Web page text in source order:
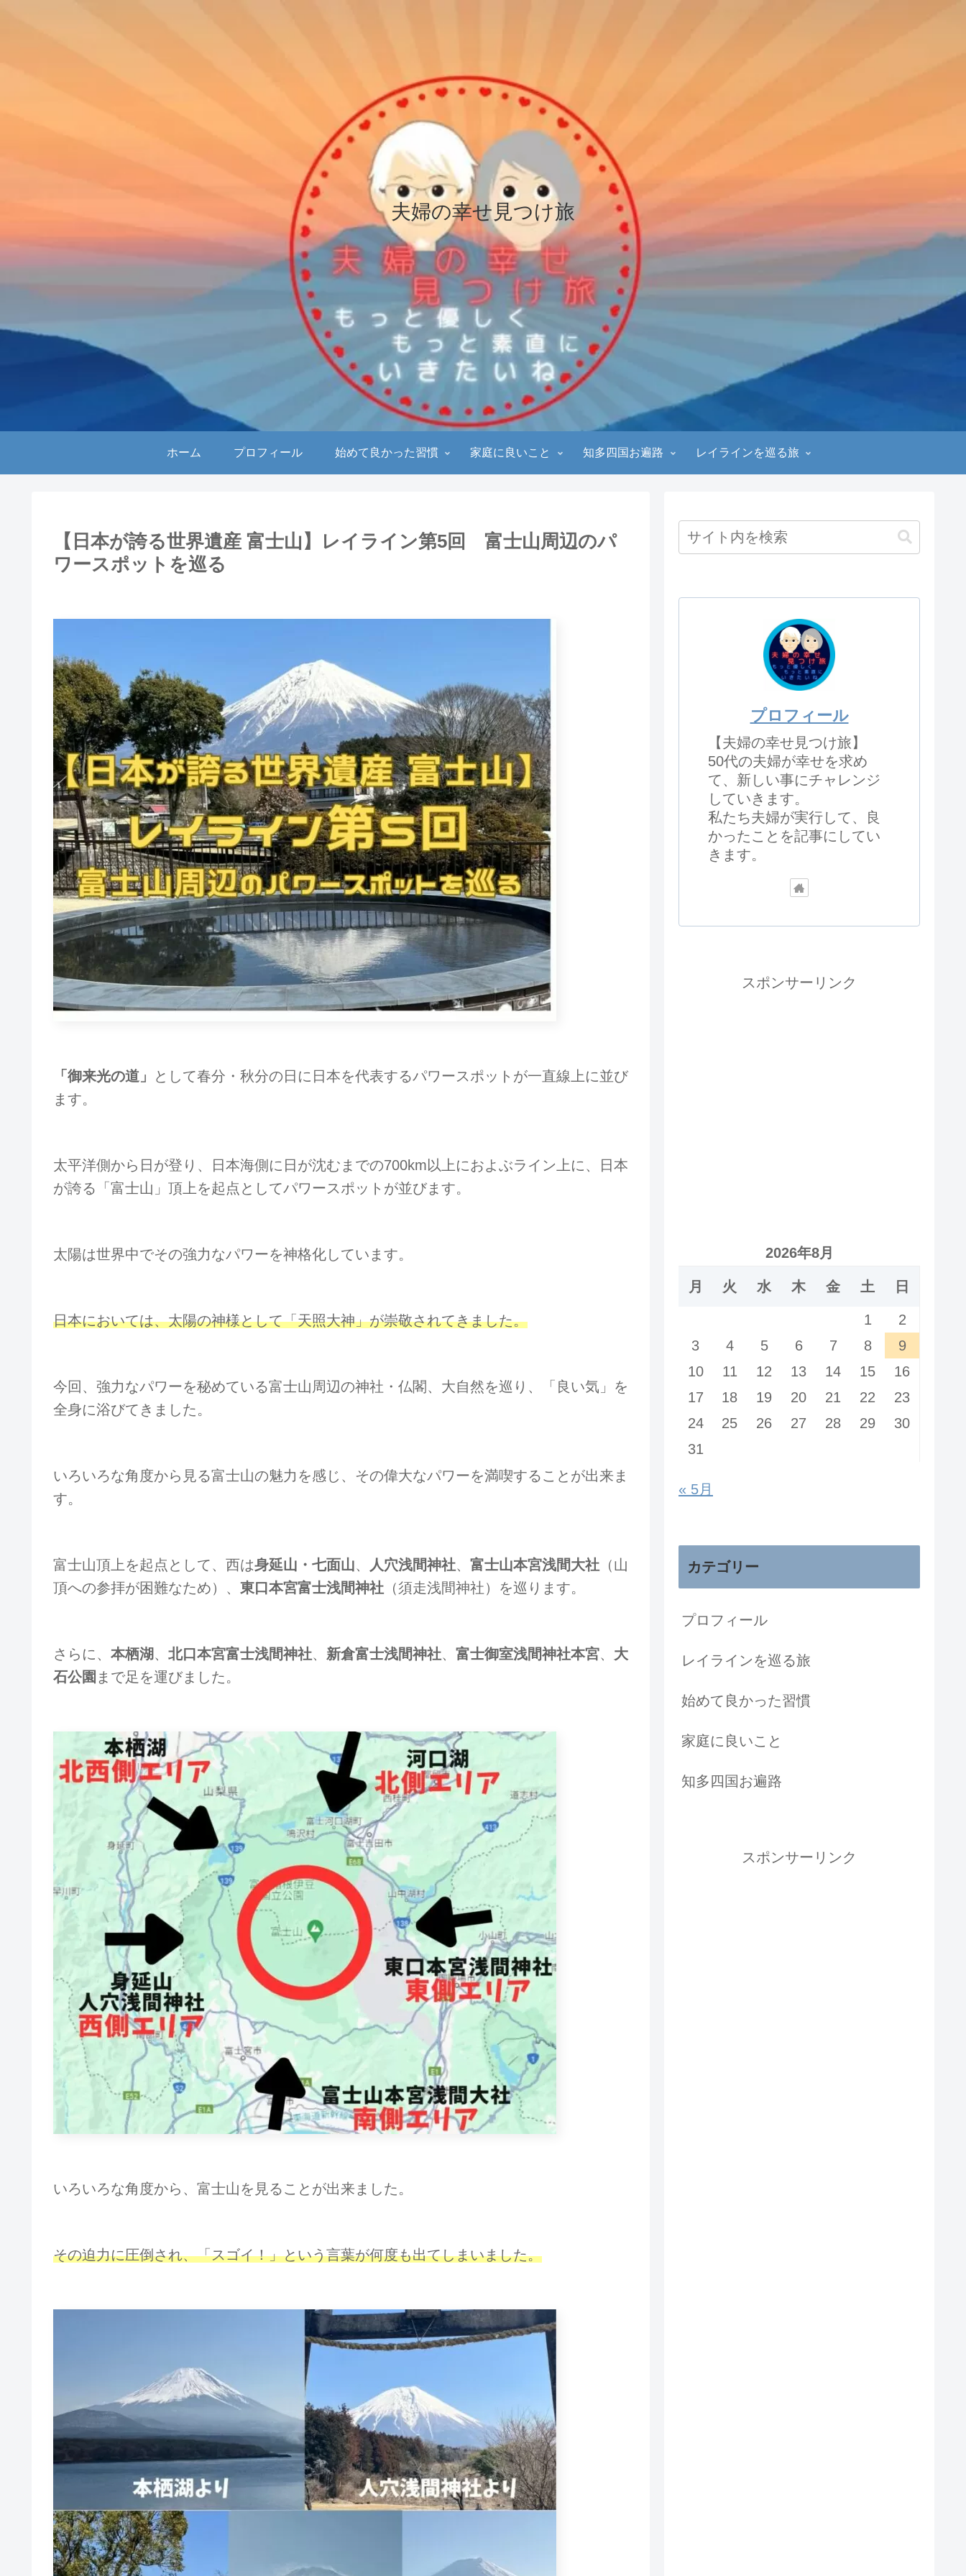
夫婦の幸せ見つけ旅
ホーム プロフィール 始めて良かった習慣 家庭に良いこと 知多四国お遍路 レイラインを巡る旅
【日本が誇る世界遺産 富士山】レイライン第5回 富士山周辺のパ
ワースポットを巡る
「御来光の道」
として春分・秋分の日に日本を代表するパワースポットが一直線上に並び
ます。
太平洋側から日が登り、日本海側に日が沈むまでの700km以上におよぶライン上に、日本
が誇る「富士山」頂上を起点としてパワースポットが並びます。
太陽は世界中でその強力なパワーを神格化しています。
日本においては、太陽の神様として「天照大神」が崇敬されてきました。
今回、強力なパワーを秘めている富士山周辺の神社・仏閣、大自然を巡り、「良い気」を
全身に浴びてきました。
いろいろな角度から見る富士山の魅力を感じ、その偉大なパワーを満喫することが出来ま
す。
富士山頂上を起点として、西は身延山・七面山、 人穴浅間神社、 富士山本宮浅間大社 （山
頂への参拝が困難なため）、 東口本宮富士浅間神社 （須走浅間神社）を巡ります。
さらに、 本栖湖、 北口本宮富士浅間神社、 新倉富士浅間神社、 富士御室浅間神社本宮、 大
石公園 まで足を運びました。
いろいろな角度から、富士山を見ることが出来ました。
その迫力に圧倒され、「スゴイ！」という言葉が何度も出てしまいました。
プロフィール
【夫婦の幸せ見つけ旅】
50代の夫婦が幸せを求め
て、新しい事にチャレンジ
していきます。
私たち夫婦が実行して、良
かったことを記事にしてい
きます。
スポンサーリンク
2026年8月
月 火 水 木 金 土 日
1
2
3
4 5 6 7 8
9
10
11 12 13 14 15
16
17
18 19 20 21 22
23
24
25 26 27 28 29
30
31
« 5月
カテゴリー
プロフィール
レイラインを巡る旅
始めて良かった習慣
家庭に良いこと
知多四国お遍路
スポンサーリンク